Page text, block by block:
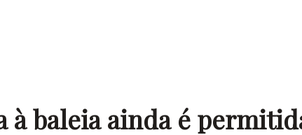
à baleia ainda é